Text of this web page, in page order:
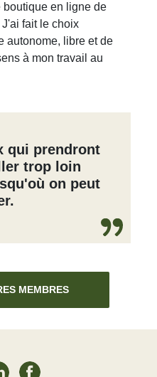
boutique en ligne de
fait le choix
autonome, libre et de
à mon travail au
qui prendront
trop loin
on peut
MEMBRES